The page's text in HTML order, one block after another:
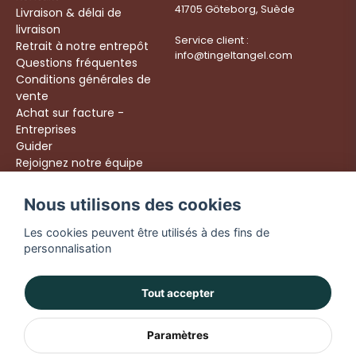
Livraison & délai de
livraison
Retrait à notre entrepôt
Questions fréquentes
Conditions générales de
vente
Achat sur facture -
Entreprises
Guider
Rejoignez notre équipe
41705 Göteborg, Suède
Service client :
info@tingeltangel.com
Följ oss:
Facebook
Livraison rapide
Achats sécurisés
Nous utilisons des cookies
Les cookies peuvent être utilisés à des fins de
personnalisation
Tout accepter
Paramètres